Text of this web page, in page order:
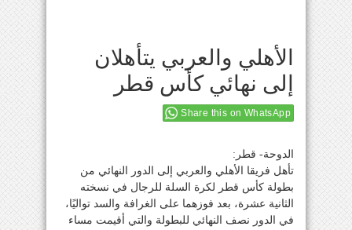
الأهلي والعربي يتأهلان
إلى نهائي كأس قطر
Share this on WhatsApp
الدوحة- قطر:
تأهل فريقا الأهلي والعربي إلى الدور النهائي من
بطولة كأس قطر لكرة السلة للرجال في نسخته
الثانية عشرة، بعد فوزهما على الغرافة والسد تواليًا،
في الدور نصف النهائي للبطولة والتي أقيمت مساء